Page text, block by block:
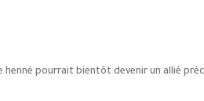
pourrait bientôt devenir un allié